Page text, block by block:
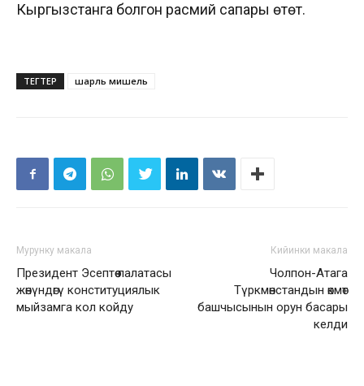
Кыргызстанга болгон расмий сапары өтөт.
ТЕГТЕР шарль мишель
Мурунку макала
Президент Эсептөө палатасы
жөнүндөгү конституциялык
мыйзамга кол койду
Кийинки макала
Чолпон-Атага
Түркмөнстандын өкмөт
башчысынын орун басары
келди